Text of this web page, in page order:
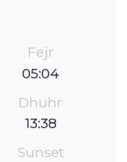
Fejr
05:04
Dhuhr
13:38
Sunset